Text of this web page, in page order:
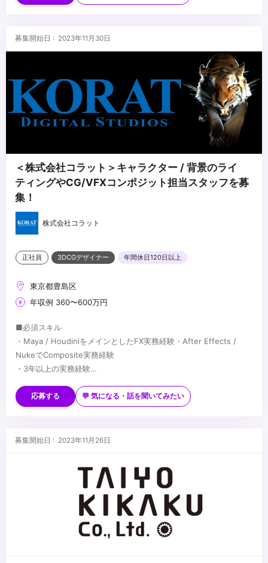
経験
・Unreal Engine、Unity等のゲームエンジンの使用経験
・Python等によるコンポジット自動化スクリプト作成経験
■求める人物像
・新しい合成技術に挑戦し、AIと従来手法を融合させた表現を追求
・技術的精度とアーティスティックな感性を両立できる方
募集開始日 : 2023年11月30日
＜株式会社コラット＞キャラクター / 背景のライ
ティングやCG/VFXコンポジット担当スタッフを募
集！
株式会社コラット
正社員 3DCGデザイナー 年間休日120日以上
東京都豊島区
年収例 360〜600万円
■必須スキル
・Maya / HoudiniをメインとしたFX実務経験・After Effects /
NukeでComposite実務経験
・3年以上の実務経験
・MEL、Python、Houdini Scriptを理解してAssetを作った経験
※使用するScriptは何でも構いません。
※Houdini Engineを使いUnreal Engine、Unity等でFX製作経験
・後進の指導経験（リード以上）
・マネジメント経験（部下5人以上、マネジメントの実務経験3年以
・3DCGならではの価値を提供できる
...
応募する 💬 気になる・話を聞いてみたい
募集開始日 : 2023年11月26日